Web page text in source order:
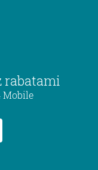
rabatami
Mobile